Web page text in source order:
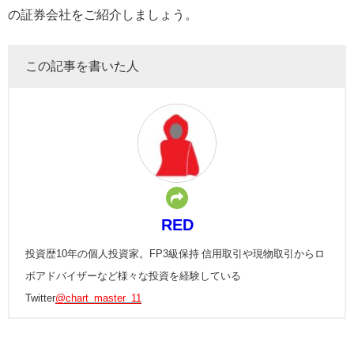
の証券会社をご紹介しましょう。
この記事を書いた人
RED
投資歴10年の個人投資家。FP3級保持 信用取引や現物取引からロ
ボアドバイザーなど様々な投資を経験している
Twitter@chart_master_11